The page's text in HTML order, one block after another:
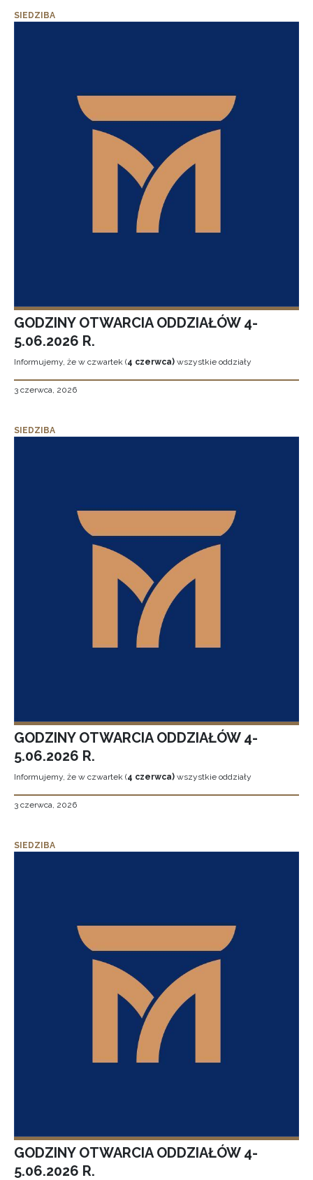
SIEDZIBA
GODZINY OTWARCIA ODDZIAŁÓW 4-
5.06.2026 R.
Informujemy, że w czwartek (4 czerwca) wszystkie oddziały
3 czerwca, 2026
SIEDZIBA
GODZINY OTWARCIA ODDZIAŁÓW 4-
5.06.2026 R.
Informujemy, że w czwartek (4 czerwca) wszystkie oddziały
3 czerwca, 2026
SIEDZIBA
GODZINY OTWARCIA ODDZIAŁÓW 4-
5.06.2026 R.